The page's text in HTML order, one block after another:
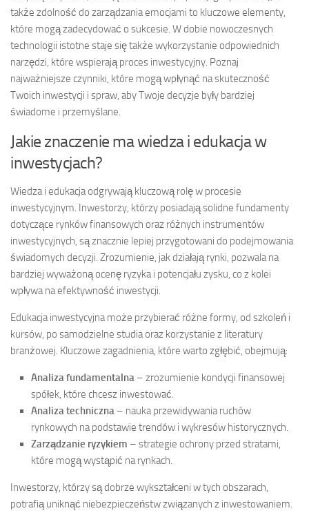
także zdolność do zarządzania emocjami to kluczowe elementy,
które mogą zadecydować o sukcesie. W dobie nowoczesnych
technologii istotne staje się także wykorzystanie odpowiednich
narzędzi, które wspierają proces inwestycyjny. Poznaj
najważniejsze czynniki, które mogą wpłynąć na skuteczność
Twoich inwestycji i spraw, aby Twoje decyzje były bardziej
świadome i przemyślane.
Jakie znaczenie ma wiedza i edukacja w
inwestycjach?
Wiedza i edukacja odgrywają kluczową rolę w procesie
inwestycyjnym. Inwestorzy, którzy posiadają solidne fundamenty
dotyczące rynków finansowych oraz różnych instrumentów
inwestycyjnych, są znacznie lepiej przygotowani do podejmowania
świadomych decyzji. Zrozumienie, jak działają rynki, pozwala na
bardziej wyważoną ocenę ryzyka i potencjału zysku, co z kolei
wpływa na efektywność inwestycji.
Edukacja inwestycyjna może przybierać różne formy, od szkoleń i
kursów, po samodzielne studia oraz korzystanie z literatury
branżowej. Kluczowe zagadnienia, które warto zgłębić, obejmują:
Analiza fundamentalna – zrozumienie kondycji finansowej
spółek, które chcesz inwestować.
Analiza techniczna – nauka przewidywania ruchów
rynkowych na podstawie trendów i wykresów historycznych.
Zarządzanie ryzykiem – strategie ochrony przed stratami,
które mogą wystąpić na rynkach.
Inwestorzy, którzy są dobrze wykształceni w tych obszarach,
potrafią uniknąć niebezpieczeństw związanych z inwestowaniem.